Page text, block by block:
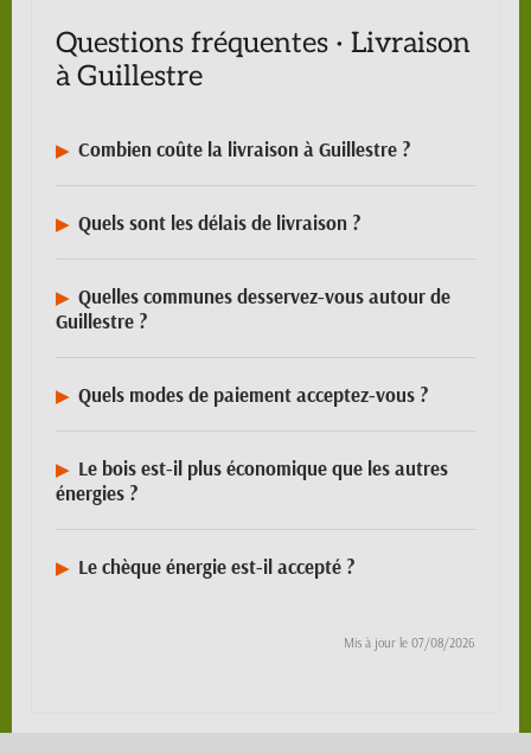
Questions fréquentes · Livraison
à Guillestre
Combien coûte la livraison à Guillestre ?
Quels sont les délais de livraison ?
Quelles communes desservez-vous autour de
Guillestre ?
Quels modes de paiement acceptez-vous ?
Le bois est-il plus économique que les autres
énergies ?
Le chèque énergie est-il accepté ?
Mis à jour le 07/08/2026